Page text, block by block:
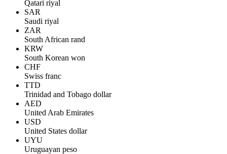
Qatari riyal
SAR
Saudi riyal
ZAR
South African rand
KRW
South Korean won
CHF
Swiss franc
TTD
Trinidad and Tobago dollar
AED
United Arab Emirates
USD
United States dollar
UYU
Uruguayan peso